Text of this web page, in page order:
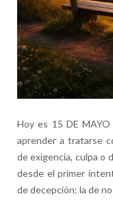
Hoy es 15 DE
aprender a tratarse
de exigencia, culpa o
desde el primer
de decepción: la de